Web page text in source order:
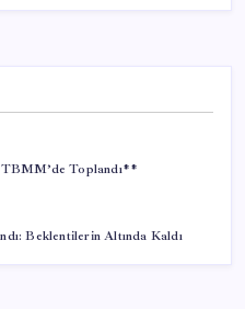
TBMM’de Toplandı**
Beklentilerin Altında Kaldı